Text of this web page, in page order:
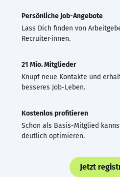
Persönliche Job-Angebote
Lass Dich finden von
Recruiter·innen.
21 Mio. Mitglieder
Knüpf neue Kontakte und
besseres Job-Leben.
Kostenlos profitieren
Schon als Basis-Mitglied
deutlich optimieren.
Jetzt